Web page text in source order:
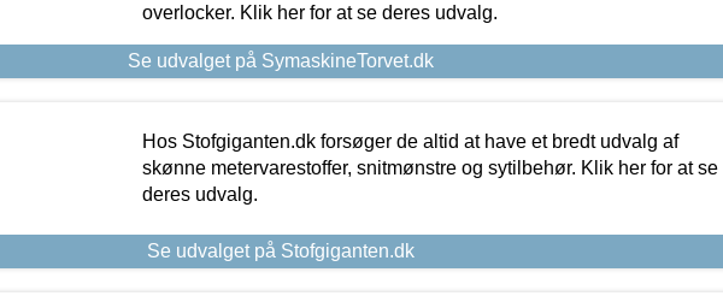
overlocker. Klik her for at se deres udvalg.
Se udvalget på SymaskineTorvet.dk
Hos Stofgiganten.dk forsøger de altid at have et bredt udvalg af
skønne metervarestoffer, snitmønstre og sytilbehør. Klik her for at se
deres udvalg.
Se udvalget på Stofgiganten.dk